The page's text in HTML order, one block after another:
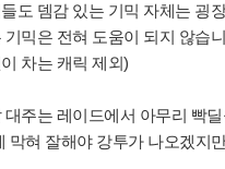
도 뎀감 있는 기믹 자체는 굉
기믹은 전혀 도움이 되지 않습
차는 캐릭 제외)
대주는 레이드에서 아무리 빡
막혀 잘해야 강투가 나오겠지